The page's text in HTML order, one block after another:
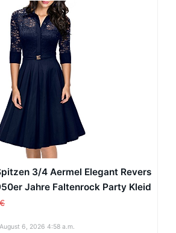
3/4 Aermel Elegant Revers
Jahre Faltenrock Party Kleid
6, 2026 4:58 a.m.